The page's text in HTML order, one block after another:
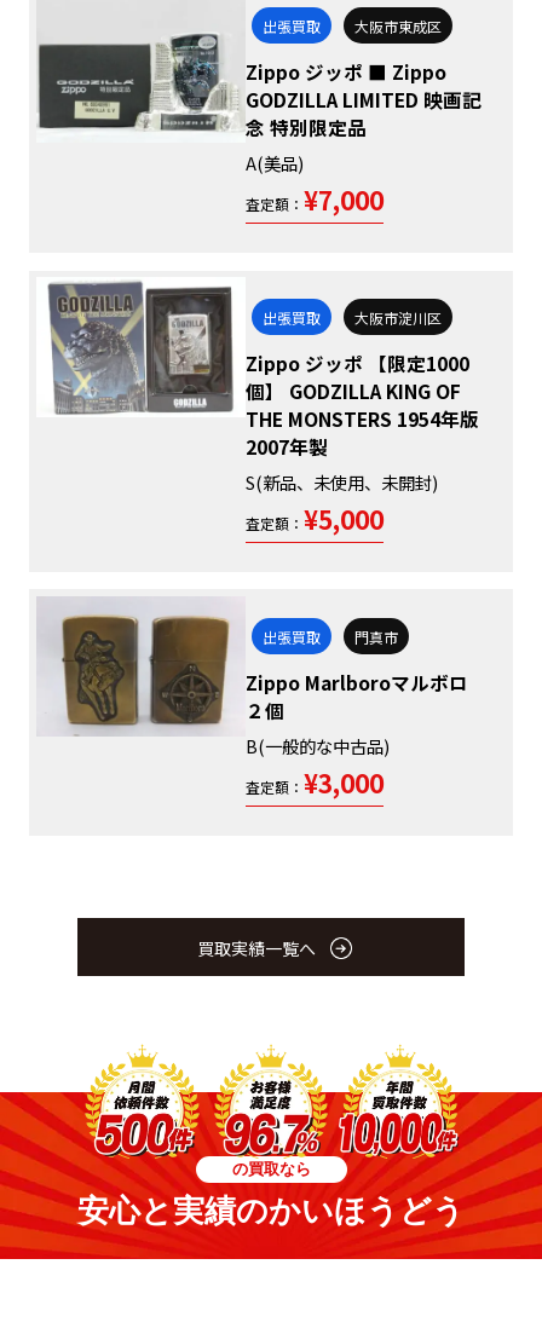
出張買取 大阪市東成区
Zippo ジッポ ■ Zippo
GODZILLA LIMITED 映画記
念 特別限定品
A(美品)
査定額： ¥7,000
出張買取 大阪市淀川区
Zippo ジッポ 【限定1000
個】 GODZILLA KING OF
THE MONSTERS 1954年版
2007年製
S(新品、未使用、未開封)
査定額： ¥5,000
出張買取 門真市
Zippo Marlboroマルボロ
２個
B(一般的な中古品)
査定額： ¥3,000
買取実績一覧へ
の買取なら
安心と実績のかいほうどう